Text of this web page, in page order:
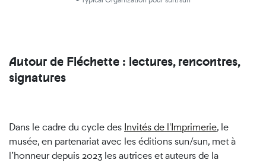
Autour de Fléchette : lectures, rencontres,
signatures
Dans le cadre du cycle des Invités de l'Imprimerie, le
musée, en partenariat avec les éditions sun/sun, met à
l’honneur depuis 2023 les autrices et auteurs de la